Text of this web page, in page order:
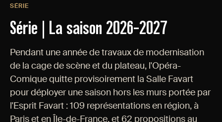
SÉRIE
Série | La saison 2026-2027
Pendant une année de travaux de modernisation
de la cage de scène et du plateau, l'Opéra-
Comique quitte provisoirement la Salle Favart
pour déployer une saison hors les murs portée par
l'Esprit Favart : 109 représentations en région, à
Paris et en Île-de-France, et 62 propositions au